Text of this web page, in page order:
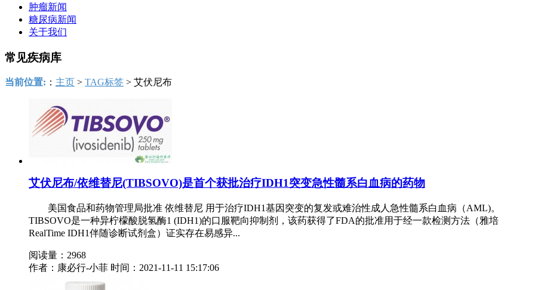
肿瘤新闻
糖尿病新闻
关于我们
常见疾病库
当前位置: ： 主页 > TAG标签 > 艾伏尼布
艾伏尼布/依维替尼(TIBSOVO)是首个获批治疗IDH1突变急性髓系白血病的药物
美国食品和药物管理局批准 依维替尼 用于治疗IDH1基因突变的复发或难治性成人急性髓系白血病（AML)。
TIBSOVO是一种异柠檬酸脱氢酶1 (IDH1)的口服靶向抑制剂，该药获得了FDA的批准用于经一款检测方法（雅培
RealTime IDH1伴随诊断试剂盒）证实存在易感异...
阅读量：2968
作者：康必行-小菲 时间：2021-11-11 15:17:06